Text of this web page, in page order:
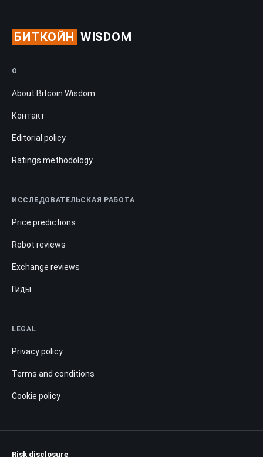
БИТКОЙН WISDOM
О
About Bitcoin Wisdom
Контакт
Editorial policy
Ratings methodology
ИССЛЕДОВАТЕЛЬСКАЯ РАБОТА
Price predictions
Robot reviews
Exchange reviews
Гиды
LEGAL
Privacy policy
Terms and conditions
Cookie policy
Risk disclosure